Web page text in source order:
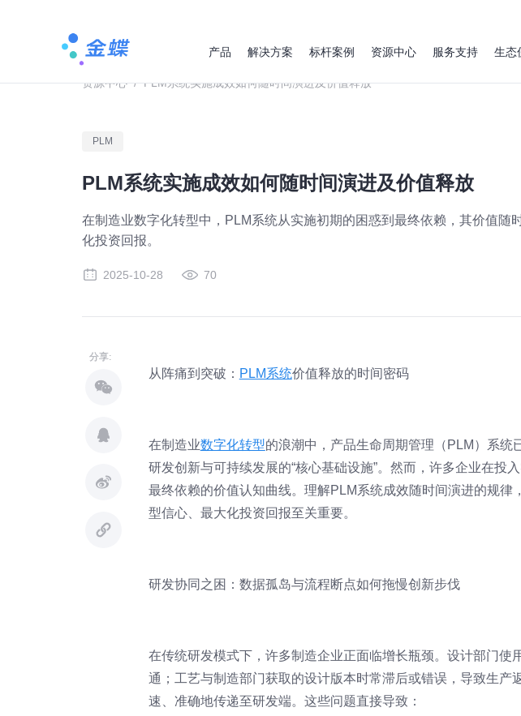
产品 解决方案 标杆案例 资源中心 服务支持 生态
资源中心 / PLM系统实施成效如何随时间演进及价值释放
PLM
PLM系统实施成效如何随时间演进及价值释放
在制造业数字化转型中，PLM系统从实施初期的困惑到最终依赖，其价值
化投资回报。
2025-10-28 70
分享:
从阵痛到突破： PLM系统价值释放的时间密码
在制造业数字化转型的浪潮中，产品生命周期管理（PLM）系统
研发创新与可持续发展的“核心基础设施”。然而，许多企业在投
最终依赖的价值认知曲线。理解PLM系统成效随时间演进的规律
型信心、最大化投资回报至关重要。
研发协同之困：数据孤岛与流程断点如何拖慢创新步伐
在传统研发模式下，许多制造企业正面临增长瓶颈。设计部门使
通；工艺与制造部门获取的设计版本时常滞后或错误，导致生产
速、准确地传递至研发端。这些问题直接导致：